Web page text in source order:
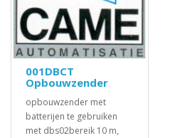
001DBCT
Opbouwzender
opbouwzender met
batterijen te gebruiken
met dbs02bereik 10 m,